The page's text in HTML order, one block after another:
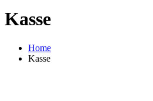
Kasse
Home
Kasse